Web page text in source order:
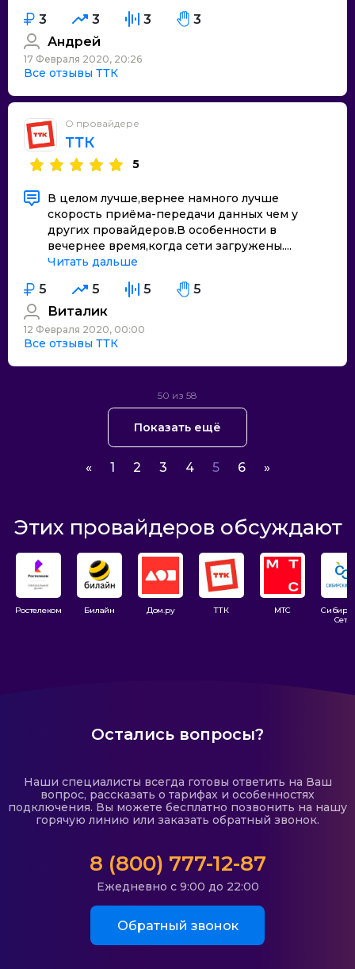
3 3 3
3
Андрей
17 Февраля 2020, 20:26
Все отзывы ТТК
О провайдере
ТТК
5
В целом лучше,вернее намного лучше
скорость приёма-передачи данных чем у
других провайдеров.В особенности в
вечернее время,когда сети загружены....
Читать дальше
5 5 5
5
Виталик
12 Февраля 2020, 00:00
Все отзывы ТТК
Показать ещё
50 из 58
« 1 2 3 4 5 6 »
Этих провайдеров обсуждают
Ростелеком Билайн Дом.ру ТТК МТС
Сети
Остались вопросы?
Наши специалисты всегда готовы ответить на Ваш
вопрос, рассказать о тарифах и особенностях
подключения. Вы можете бесплатно позвонить на нашу
горячую линию или заказать обратный звонок.
8 (800) 777-12-87
Ежедневно с 9:00 до 22:00
Обратный звонок